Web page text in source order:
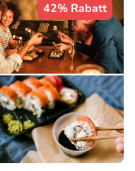
42% Rabatt